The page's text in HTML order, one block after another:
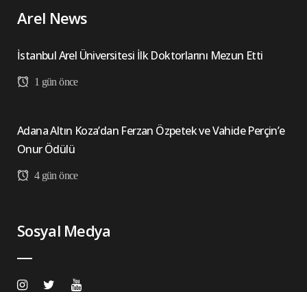
Arel News
İstanbul Arel Üniversitesi İlk Doktorlarını Mezun Etti
1 gün önce
Adana Altın Koza’dan Ferzan Özpetek ve Vahide Perçin’e
Onur Ödülü
4 gün önce
Sosyal Medya